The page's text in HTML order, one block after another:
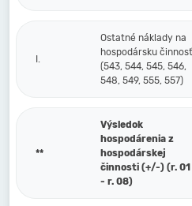
I.
Ostatné náklady na
hospodársku činnosť
(543, 544, 545, 546,
548, 549, 555, 557)
**
Výsledok
hospodárenia z
hospodárskej
činnosti (+/-) (r. 01
- r. 08)